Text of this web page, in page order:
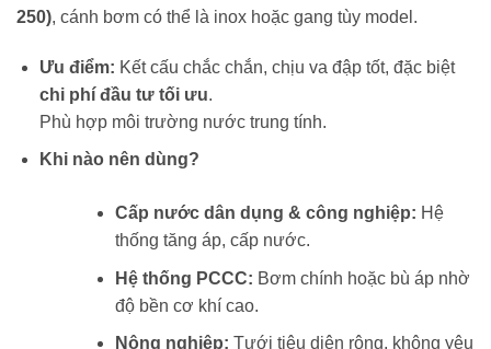
250), cánh bơm có thể là inox hoặc gang tùy model.
Ưu điểm: Kết cấu chắc chắn, chịu va đập tốt, đặc biệt
chi phí đầu tư tối ưu.
Phù hợp môi trường nước trung tính.
Khi nào nên dùng?
Cấp nước dân dụng & công nghiệp: Hệ
thống tăng áp, cấp nước.
Hệ thống PCCC: Bơm chính hoặc bù áp nhờ
độ bền cơ khí cao.
Nông nghiệp: Tưới tiêu diện rộng, không yêu